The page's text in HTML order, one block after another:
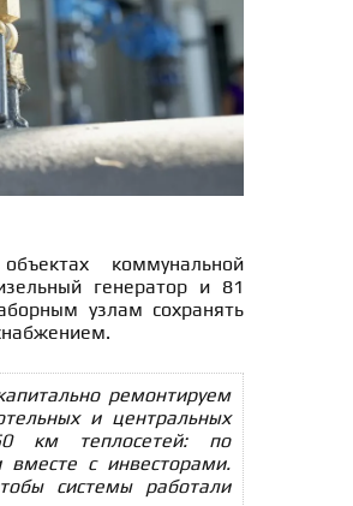
коммунальной
генератор и 81
узлам сохранять
ремонтируем
и центральных
км теплосетей: по
вместе с инвесторами.
системы работали